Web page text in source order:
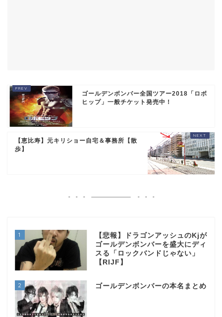
ゴールデンボンバー全国ツアー2018「ロボ
ヒップ」一般チケット発売中！
【恵比寿】元キリショー自宅＆事務所【散
歩】
1
【悲報】ドラゴンアッシュのKjが
ゴールデンボンバーを盛大にディ
スる「ロックバンドじゃない」
【RIJF】
2 ゴールデンボンバーの本名まとめ